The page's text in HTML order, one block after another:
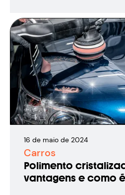
16 de maio de 2024
Carros
Polimento
vantagens e como